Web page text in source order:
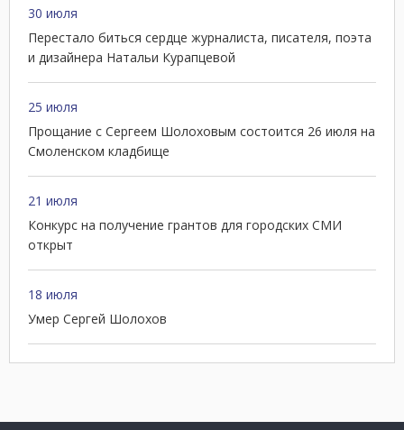
30 июля
Перестало биться сердце журналиста, писателя, поэта
и дизайнера Натальи Курапцевой
25 июля
Прощание с Сергеем Шолоховым состоится 26 июля на
Смоленском кладбище
21 июля
Конкурс на получение грантов для городских СМИ
открыт
18 июля
Умер Сергей Шолохов